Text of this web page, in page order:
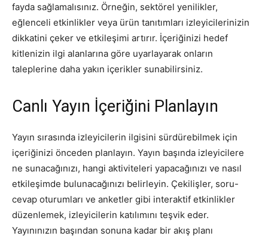
fayda sağlamalısınız. Örneğin, sektörel yenilikler,
eğlenceli etkinlikler veya ürün tanıtımları izleyicilerinizin
dikkatini çeker ve etkileşimi artırır. İçeriğinizi hedef
kitlenizin ilgi alanlarına göre uyarlayarak onların
taleplerine daha yakın içerikler sunabilirsiniz.
Canlı Yayın İçeriğini Planlayın
Yayın sırasında izleyicilerin ilgisini sürdürebilmek için
içeriğinizi önceden planlayın. Yayın başında izleyicilere
ne sunacağınızı, hangi aktiviteleri yapacağınızı ve nasıl
etkileşimde bulunacağınızı belirleyin. Çekilişler, soru-
cevap oturumları ve anketler gibi interaktif etkinlikler
düzenlemek, izleyicilerin katılımını teşvik eder.
Yayınınızın başından sonuna kadar bir akış planı